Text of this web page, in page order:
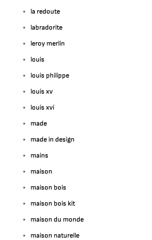
la redoute
labradorite
leroy merlin
louis
louis philippe
louis xv
louis xvi
made
made in design
mains
maison
maison bois
maison bois kit
maison du monde
maison naturelle